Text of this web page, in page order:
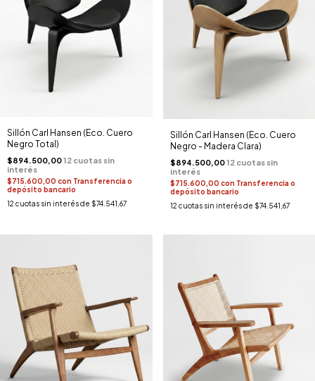
Sillón Carl Hansen (Eco. Cuero
Negro Total)
$894.500,00
$715.600,00 con Transferencia o
depósito bancario
12 cuotas sin interés de $74.541,67
Sillón Carl Hansen (Eco. Cuero
Negro - Madera Clara)
$894.500,00
$715.600,00 con Transferencia o
depósito bancario
12 cuotas sin interés de $74.541,67